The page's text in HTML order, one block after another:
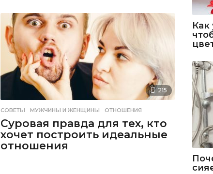
215
СОВЕТЫ МУЖЧИНЫ И ЖЕНЩИНЫ ,ОТНОШЕНИЯ
Суровая правда для тех, кто
хочет построить идеальные
отношения
Как